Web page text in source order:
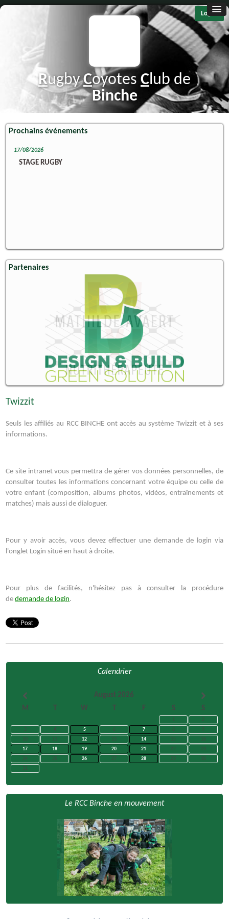
Log in
RugbyCoyotes Club de
Binche
Prochains événements
17/08/2026
STAGE RUGBY
Partenaires
Twizzit
Seuls les affiliés au RCC BINCHE ont accès au système Twizzit et à ses
informations.
Ce site intranet vous permettra de gérer vos données personnelles, de
consulter toutes les informations concernant votre équipe ou celle de
votre enfant (composition, albums photos, vidéos, entraînements et
matches) mais aussi de dialoguer.
Pour y avoir accès, vous devez effectuer une demande de login via
l'onglet Login situé en haut à droite.
Pour plus de facilités, n'hésitez pas à consulter la procédure
dedemande de login.
Calendrier
August 2026
M
T W T F S S
1
2
3
4 5 6 7 8
9
10
11 12 13 14 15
16
17
18 19 20 21 22
23
24
25 26 27 28 29
30
31
Le RCC Binche en mouvement